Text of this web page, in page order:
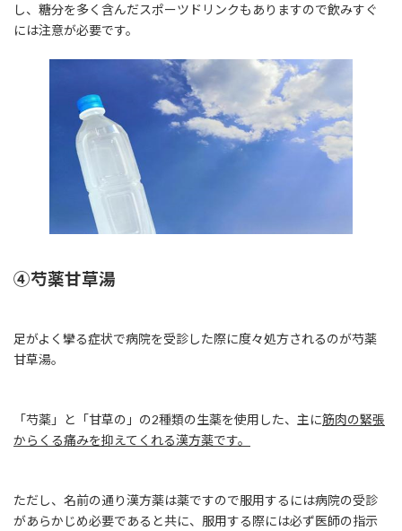
し、糖分を多く含んだスポーツドリンクもありますので飲みすぐ
には注意が必要です。
④芍薬甘草湯
足がよく攣る症状で病院を受診した際に度々処方されるのが芍薬
甘草湯。
「芍薬」と「甘草の」の2種類の生薬を使用した、主に筋肉の緊張
からくる痛みを抑えてくれる漢方薬です。
ただし、名前の通り漢方薬は薬ですので服用するには病院の受診
があらかじめ必要であると共に、服用する際には必ず医師の指示